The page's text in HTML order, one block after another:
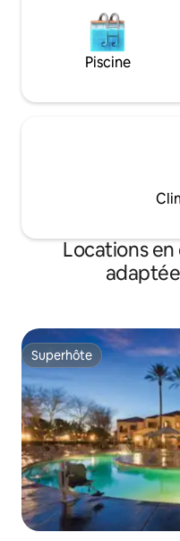
Piscine
Locations
Superhôte
Superhôte